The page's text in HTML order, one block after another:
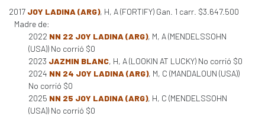
2017 JOY LADINA (ARG), H, A (FORTIFY) Gan. 1 carr. $3.647.500
Madre de:
2022 NN 22 JOY LADINA (ARG), M, A (MENDELSSOHN
(USA)) No corrió $0
2023 JAZMIN BLANC, H, A (LOOKIN AT LUCKY) No corrió $0
2024 NN 24 JOY LADINA (ARG), M, C (MANDALOUN (USA))
No corrió $0
2025 NN 25 JOY LADINA (ARG), H, C (MENDELSSOHN
(USA)) No corrió $0